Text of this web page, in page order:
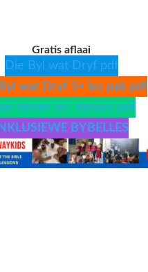
Gratis aflaai
Die Byl wat Dryf pdf
wat Dryf 5+ les pak pdf
tiener en tieners pdf
INKLUSIEWE BYBELLES